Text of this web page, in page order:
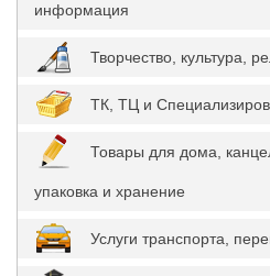
информация
Творчество, культура,
ТК, ТЦ и
Товары для дома,
упаковка и хранение
Услуги транспорта,